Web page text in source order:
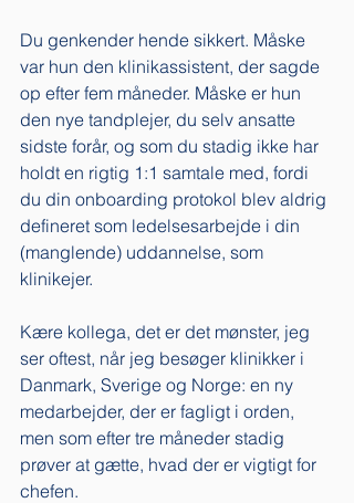
Du genkender hende sikkert. Måske
var hun den klinikassistent, der sagde
op efter fem måneder. Måske er hun
den nye tandplejer, du selv ansatte
sidste forår, og som du stadig ikke har
holdt en rigtig 1:1 samtale med, fordi
du din onboarding protokol blev aldrig
defineret som ledelsesarbejde i din
(manglende) uddannelse, som
klinikejer.
Kære kollega, det er det mønster, jeg
ser oftest, når jeg besøger klinikker i
Danmark, Sverige og Norge: en ny
medarbejder, der er fagligt i orden,
men som efter tre måneder stadig
prøver at gætte, hvad der er vigtigt for
chefen.